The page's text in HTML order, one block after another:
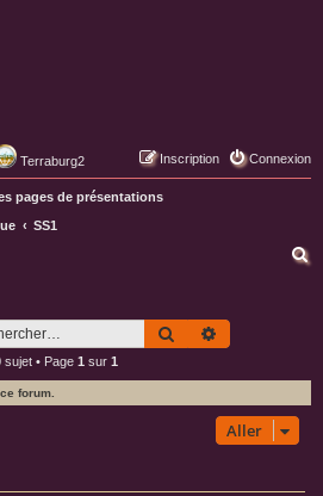
de Terraburg
Terraburg2 Connexion
Inscription
pages de présentations
SS1
Rechercher
sujet • Page 1 sur 1
forum.
Aller